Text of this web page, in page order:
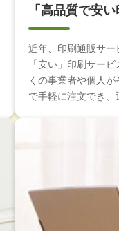
「高品質で安
近年、印刷通販サー
「安い」印刷サー
くの事業者や個人
で手軽に注文でき